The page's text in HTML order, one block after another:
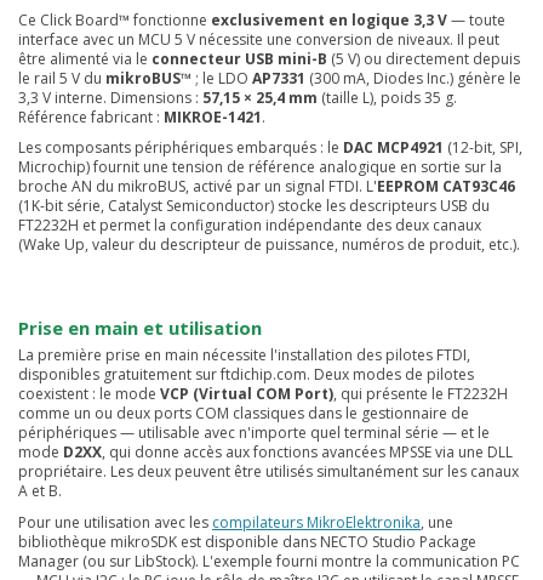
Ce Click Board™ fonctionne exclusivement en logique 3,3 V— toute
interface avec un MCU 5 V nécessite une conversion de niveaux. Il peut
être alimenté via le connecteur USB mini-B (5 V) ou directement depuis
le rail 5 V du mikroBUS™ ; le LDO AP7331 (300 mA, Diodes Inc.) génère le
3,3 V interne. Dimensions : 57,15 × 25,4 mm (taille L), poids 35 g.
Référence fabricant : MIKROE-1421.
Les composants périphériques embarqués : le DAC MCP4921 (12-bit, SPI,
Microchip) fournit une tension de référence analogique en sortie sur la
broche AN du mikroBUS, activé par un signal FTDI. L'EEPROM CAT93C46
(1K-bit série, Catalyst Semiconductor) stocke les descripteurs USB du
FT2232H et permet la configuration indépendante des deux canaux
(Wake Up, valeur du descripteur de puissance, numéros de produit, etc.).
Prise en main et utilisation
La première prise en main nécessite l'installation des pilotes FTDI,
disponibles gratuitement sur ftdichip.com. Deux modes de pilotes
coexistent : le mode VCP (Virtual COM Port), qui présente le FT2232H
comme un ou deux ports COM classiques dans le gestionnaire de
périphériques — utilisable avec n'importe quel terminal série — et le
mode D2XX, qui donne accès aux fonctions avancées MPSSE via une DLL
propriétaire. Les deux peuvent être utilisés simultanément sur les canaux
A et B.
Pour une utilisation avec les compilateurs MikroElektronika, une
bibliothèque mikroSDK est disponible dans NECTO Studio Package
Manager (ou sur LibStock). L'exemple fourni montre la communication PC